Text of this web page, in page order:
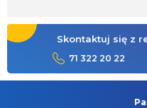
Skontaktuj się z
71 322 20 22